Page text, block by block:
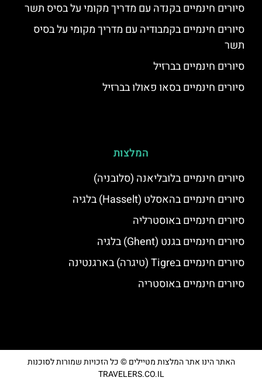
סיורים חינמיים בקנדה עם מדריך מקומי על בסיס תשר
סיורים חינמיים בקמבודיה עם מדריך מקומי על בסיס
תשר
סיורים חינמיים בברזיל
סיורים חינמיים בסאו פאולו בברזיל
המלצות
סיורים חינמיים בלובליאנה (סלובניה)
סיורים חינמיים בהאסלט (Hasselt) בלגיה
סיורים חינמיים באוסטרליה
סיורים חינמיים בגנט (Ghent) בלגיה
סיורים חינמיים בTigre (טיגרה) בארגנטינה
סיורים חינמיים באוסטריה
האתר הינו אתר המלצות מטיילים © כל הזכויות שמורות לסוכנות
TRAVELERS.CO.IL